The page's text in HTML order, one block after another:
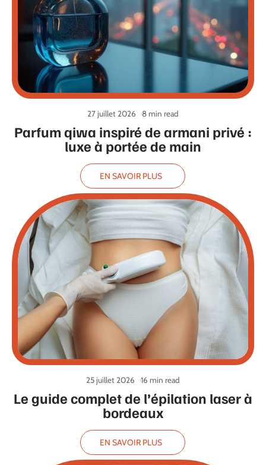
Parfum qiwa inspiré de armani privé :
luxe à portée de main
27 juillet 2026 8 min read
EN SAVOIR PLUS
Le guide complet de l’épilation laser à
bordeaux
25 juillet 2026 16 min read
EN SAVOIR PLUS